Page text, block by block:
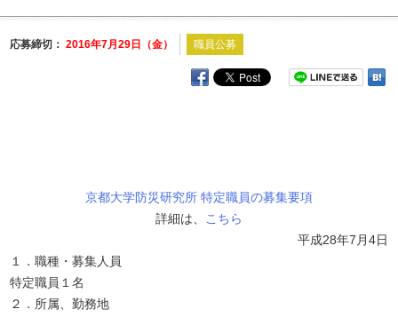
応募締切：2016年7月29日（金） 職員公募
京都大学防災研究所 特定職員の募集要項
詳細は、
こちら
平成28年7月4日
１．職種・募集人員
特定職員１名
２．所属、勤務地